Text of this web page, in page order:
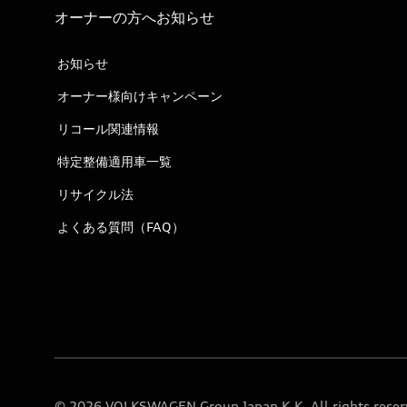
オーナーの方へお知らせ
お知らせ
オーナー様向けキャンペーン
リコール関連情報
特定整備適用車一覧
リサイクル法
よくある質問（FAQ）